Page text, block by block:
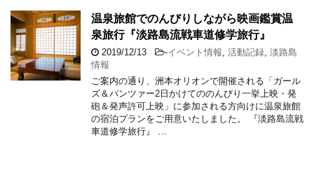
温泉旅館でのんびりしながら映画鑑賞温
泉旅行『淡路島流戦車道修学旅行』
2019/12/13 -イベント情報 活動記録 淡路島
情報
ご案内の通り、洲本オリオンで開催される「ガール
ズ＆パンツァー2日かけてののんびり一挙上映・発
砲＆発声許可上映」に参加される方向けに温泉旅館
の宿泊プランをご用意いたしました。 『淡路島流戦
車道修学旅行』 …